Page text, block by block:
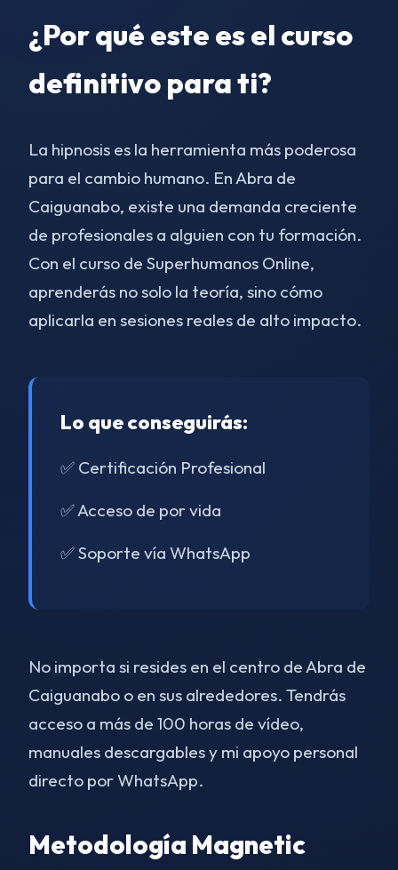
¿Por qué este es el curso
definitivo para ti?
La hipnosis es la herramienta más poderosa
para el cambio humano. En Abra de
Caiguanabo, existe una demanda creciente
de profesionales a alguien con tu formación.
Con el curso de Superhumanos Online,
aprenderás no solo la teoría, sino cómo
aplicarla en sesiones reales de alto impacto.
Lo que conseguirás:
✅ Certificación Profesional
✅ Acceso de por vida
✅ Soporte vía WhatsApp
No importa si resides en el centro de Abra de
Caiguanabo o en sus alrededores. Tendrás
acceso a más de 100 horas de vídeo,
manuales descargables y mi apoyo personal
directo por WhatsApp.
Metodología Magnetic